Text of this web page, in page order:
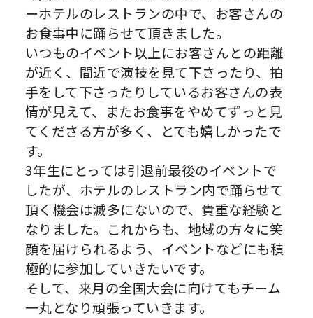
ーホテルのレストランの中で、お客さんの
お食事中に踊らせて頂きました。
いつものイベント以上にお客さんとの距離
が近く、間近で演技を見て下さったり、拍
手をして下さったりしているお客さんの表
情が見えて、またお食事をやめてずっと見
てくださる方が多く、とても嬉しかったで
す。
3年生にとっては引退前最後のイベントで
したが、ホテルのレストラン内で踊らせて
頂く機会は滅多にないので、貴重な経験と
なりました。これからも、地域の方々に笑
顔を届けられるよう、イベントなどにも積
極的に参加していきたいです。
そして、来月の全国大会に向けてもチーム
一丸となり頑張っていきます。